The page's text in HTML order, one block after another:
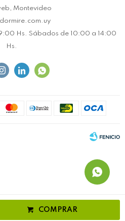
COMPRAR
Montevideo
Hs. Sábados de 10:00 a 14:00
Hs.
 